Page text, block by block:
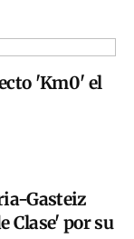
'Km0' el
Gasteiz
Clase' por su